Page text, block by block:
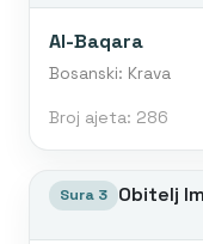
Al-Baqara
Bosanski: Krava
Broj ajeta: 286
Sura 3 Obitelj